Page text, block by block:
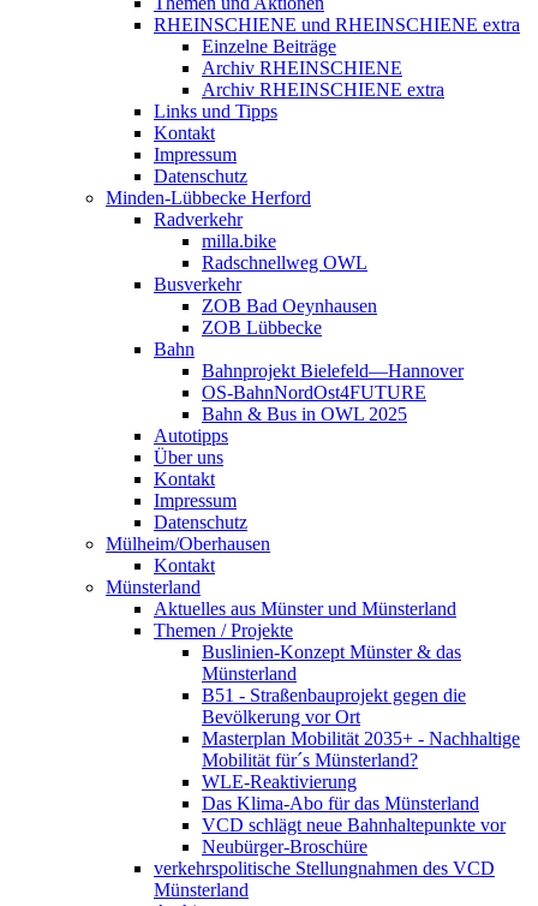
RHEINSCHIENE und RHEINSCHIENE extra
Einzelne Beiträge
Archiv RHEINSCHIENE
Archiv RHEINSCHIENE extra
Links und Tipps
Kontakt
Impressum
Datenschutz
Minden-Lübbecke Herford
Radverkehr
milla.bike
Radschnellweg OWL
Busverkehr
ZOB Bad Oeynhausen
ZOB Lübbecke
Bahn
Bahnprojekt Bielefeld—Hannover
OS-BahnNordOst4FUTURE
Bahn & Bus in OWL 2025
Autotipps
Über uns
Kontakt
Impressum
Datenschutz
Mülheim/Oberhausen
Kontakt
Münsterland
Aktuelles aus Münster und Münsterland
Themen / Projekte
Buslinien-Konzept Münster & das
Münsterland
B51 - Straßenbauprojekt gegen die
Bevölkerung vor Ort
Masterplan Mobilität 2035+ - Nachhaltige
Mobilität für´s Münsterland?
WLE-Reaktivierung
Das Klima-Abo für das Münsterland
VCD schlägt neue Bahnhaltepunkte vor
Neubürger-Broschüre
verkehrspolitische Stellungnahmen des VCD
Münsterland